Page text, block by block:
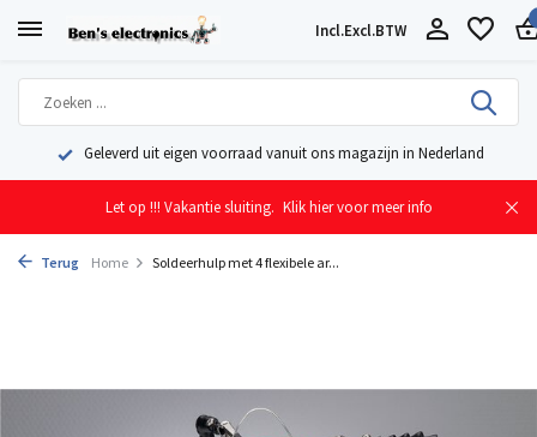
Incl.Excl.BTW
Geleverd uit eigen voorraad vanuit ons magazijn in Nederland
Let op !!! Vakantie sluiting. Klik hier voor meer info
Terug Home Soldeerhulp met 4 flexibele ar...